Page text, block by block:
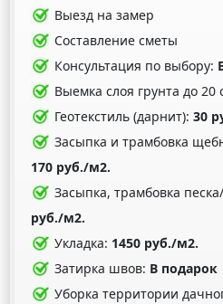
Выезд на замер
Составление сметы
Консультация по выбору:
Выемка слоя грунта до
Геотекстиль (дарнит):30
Засыпка и трамбовка
170 руб./м2.
Засыпка, трамбовка
руб./м2.
Укладка: 1450 руб./м2.
Затирка швов: В подарок
Уборка территории